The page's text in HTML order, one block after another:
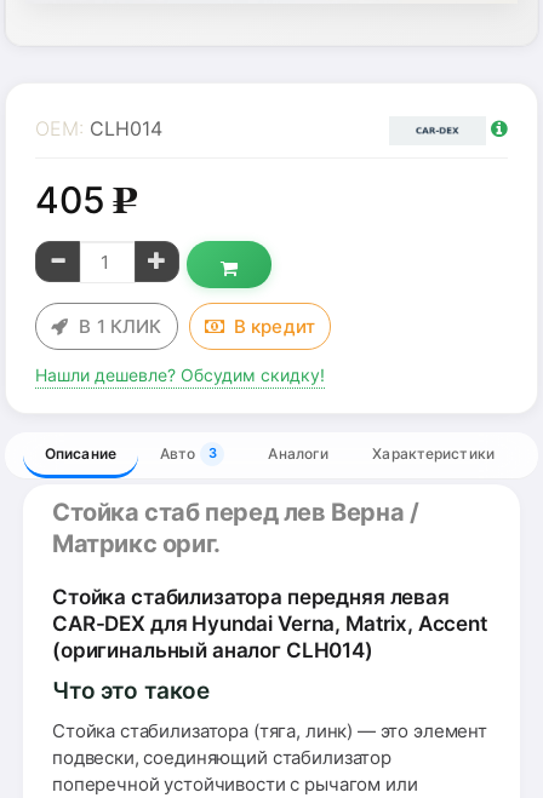
OEM: CLH014
405g
В 1 КЛИК В кредит
Нашли дешевле? Обсудим скидку!
Описание Авто 3 Аналоги Характеристики
Стойка стаб перед лев Верна /
Матрикс ориг.
Стойка стабилизатора передняя левая
CAR-DEX для Hyundai Verna, Matrix, Accent
(оригинальный аналог CLH014)
Что это такое
Стойка стабилизатора (тяга, линк) — это элемент
подвески, соединяющий стабилизатор
поперечной устойчивости с рычагом или